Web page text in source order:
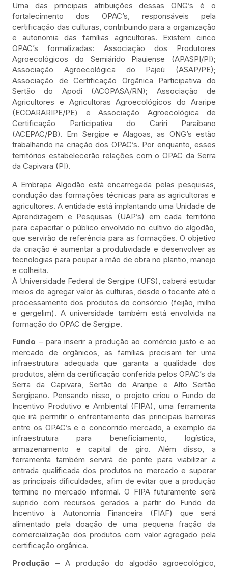
Uma das principais atribuições dessas ONG’s é o
fortalecimento dos OPAC’s, responsáveis pela
certificação das culturas, contribuindo para a organização
e autonomia das famílias agricultoras. Existem cinco
OPAC’s formalizadas: Associação dos Produtores
Agroecológicos do Semiárido Piauiense (APASPI/PI);
Associação Agroecológica do Pajeú (ASAP/PE);
Associação de Certificação Orgânica Participativa do
Sertão do Apodi (ACOPASA/RN); Associação de
Agricultores e Agricultoras Agroecológicos do Araripe
(ECOARARIPE/PE) e Associação Agroecológica de
Certificação Participativa do Cariri Paraibano
(ACEPAC/PB). Em Sergipe e Alagoas, as ONG’s estão
trabalhando na criação dos OPAC’s. Por enquanto, esses
territórios estabelecerão relações com o OPAC da Serra
da Capivara (PI).
A Embrapa Algodão está encarregada pelas pesquisas,
condução das formações técnicas para as agricultoras e
agricultores. A entidade está implantando uma Unidade de
Aprendizagem e Pesquisas (UAP’s) em cada território
para capacitar o público envolvido no cultivo do algodão,
que servirão de referência para as formações. O objetivo
da criação é aumentar a produtividade e desenvolver as
tecnologias para poupar a mão de obra no plantio, manejo
e colheita.
À Universidade Federal de Sergipe (UFS), caberá estudar
meios de agregar valor às culturas, desde o tocante até o
processamento dos produtos do consórcio (feijão, milho
e gergelim). A universidade também está envolvida na
formação do OPAC de Sergipe.
Fundo – para inserir a produção ao comércio justo e ao
mercado de orgânicos, as famílias precisam ter uma
infraestrutura adequada que garanta a qualidade dos
produtos, além da certificação conferida pelos OPAC’s da
Serra da Capivara, Sertão do Araripe e Alto Sertão
Sergipano. Pensando nisso, o projeto criou o Fundo de
Incentivo Produtivo e Ambiental (FIPA), uma ferramenta
que irá permitir o enfrentamento das principais barreiras
entre os OPAC’s e o concorrido mercado, a exemplo da
infraestrutura para beneficiamento, logística,
armazenamento e capital de giro. Além disso, a
ferramenta também servirá de ponte para viabilizar a
entrada qualificada dos produtos no mercado e superar
as principais dificuldades, afim de evitar que a produção
termine no mercado informal. O FIPA futuramente será
suprido com recursos gerados a partir do Fundo de
Incentivo à Autonomia Financeira (FIAF) que será
alimentado pela doação de uma pequena fração da
comercialização dos produtos com valor agregado pela
certificação orgânica.
Produção – A produção do algodão agroecológico,